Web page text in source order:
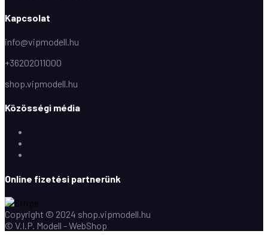
Kapcsolat
info@vipmodell.hu
+36202011000
shop.vipmodell.hu
Közösségi média
Online fizetési partnerünk
Copyright © 2024 shop.vipmodell.hu
© V.I.P. Modell - WebShop